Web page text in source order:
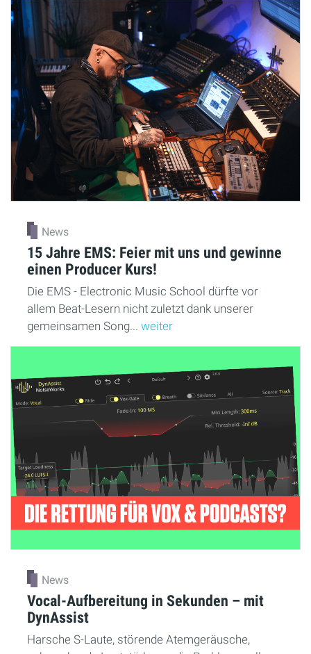
News
15 Jahre EMS: Feier mit uns und gewinne
einen Producer Kurs!
Die EMS - Electronic Music School dürfte vor
allem Beat-Lesern nicht zuletzt dank unserer
gemeinsamen Song... weiter
News
Vocal-Aufbereitung in Sekunden – mit
DynAssist
Harsche S-Laute, störende Atemgeräusche,